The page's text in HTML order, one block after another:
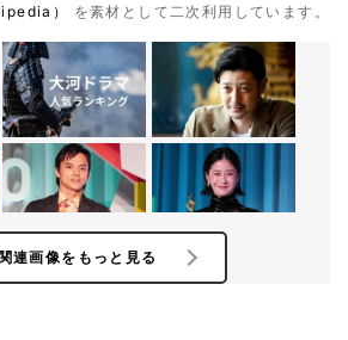
） を素材として二次利用しています。
関連画像をもっと見る